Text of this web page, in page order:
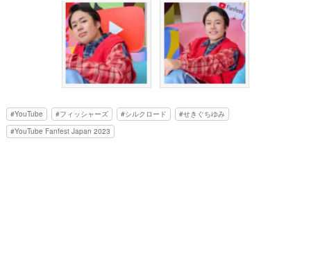
YouTube フィッシャーズ シルクロード
せきぐちゆみ
YouTube Fanfest Japan 2023